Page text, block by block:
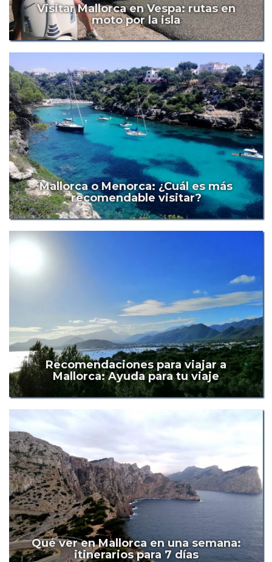
Visitar Mallorca en Vespa: rutas en
moto por la isla
Mallorca o Menorca: ¿Cuál es más
recomendable visitar?
Recomendaciones para viajar a
Mallorca: Ayuda para tu viaje
Qué ver en Mallorca en una semana:
itinerarios para 7 días